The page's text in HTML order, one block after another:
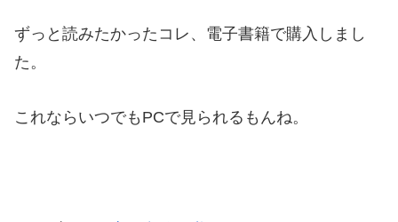
ずっと読みたかったコレ、電子書籍で購入しまし
た。
これならいつでもPCで見られるもんね。